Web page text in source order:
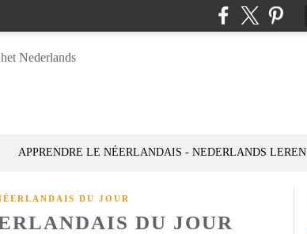
APPRENDRE LE NÉERLANDAIS - NEDERLANDS LEREN
DU JOUR
DU JOUR